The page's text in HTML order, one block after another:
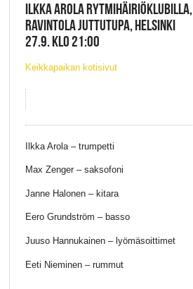
ILKKA AROLA RYTMIHÄIRIÖKLUBILLA,
RAVINTOLA JUTTUTUPA, HELSINKI
27.9. KLO 21:00
Keikkapaikan kotisivut
Ilkka Arola – trumpetti
Max Zenger – saksofoni
Janne Halonen – kitara
Eero Grundström – basso
Juuso Hannukainen – lyömäsoittimet
Eeti Nieminen – rummut